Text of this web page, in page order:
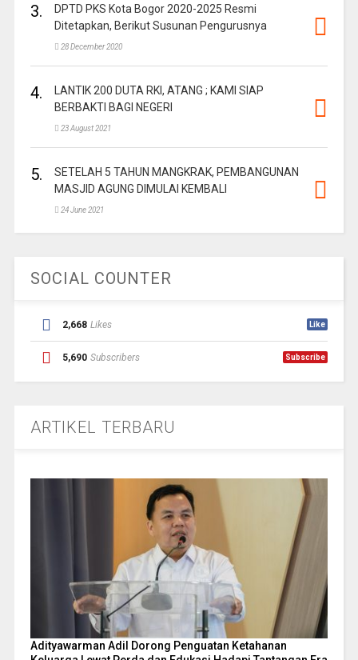
3.
DPTD PKS Kota Bogor 2020-2025 Resmi
Ditetapkan, Berikut Susunan Pengurusnya
28 December 2020
4.
LANTIK 200 DUTA RKI, ATANG ; KAMI SIAP
BERBAKTI BAGI NEGERI
23 August 2021
5.
SETELAH 5 TAHUN MANGKRAK, PEMBANGUNAN
MASJID AGUNG DIMULAI KEMBALI
24 June 2021
SOCIAL COUNTER
2,668 Likes Like
5,690 Subscribers Subscribe
ARTIKEL TERBARU
Adityawarman Adil Dorong Penguatan Ketahanan